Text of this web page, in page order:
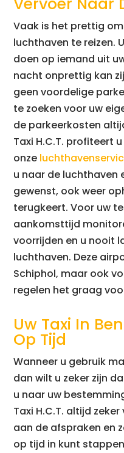
Vaak is het prettig
luchthaven te reizen.
doen op iemand uit
nacht onprettig kan
geen voordelige
te zoeken voor uw
de parkeerkosten
Taxi H.C.T. profiteert
onze
u naar de luchthaven
gewenst, ook weer
terugkeert. Voor uw
aankomsttijd
voorrijden en u nooit
luchthaven. Deze
Schiphol, maar ook
regelen het graag
Uw Taxi In
Op Tijd
Wanneer u gebruik
dan wilt u zeker zijn
u naar uw
Taxi H.C.T. altijd
aan de afspraken en
op tijd in kunt